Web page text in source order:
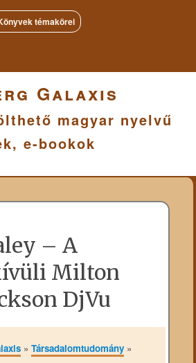
témakörei
Galaxis
magyar nyelvű
e-bookok
– A
Milton
DjVu
» Társadalomtudomány»